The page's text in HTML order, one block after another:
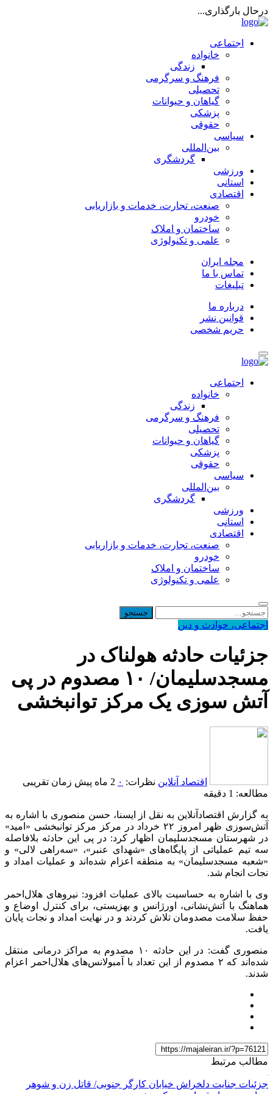
درحال بارگذاری...
اجتماعی
خانواده
زندگی
فرهنگ و سرگرمی
تحصیلی
گیاهان و حیوانات
پزشکی
حقوقی
سیاسی
بین‌المللی
گردشگری
ورزشی
استانی
اقتصادی
صنعت، تجارت، خدمات و بازاریابی
خودرو
ساختمان و املاک
علمی و تکنولوژی
مجله ایران
تماس با ما
تبلیغات
درباره ما
قوانین نشر
حریم شخصی
اجتماعی
خانواده
زندگی
فرهنگ و سرگرمی
تحصیلی
گیاهان و حیوانات
پزشکی
حقوقی
سیاسی
بین‌المللی
گردشگری
ورزشی
استانی
اقتصادی
صنعت، تجارت، خدمات و بازاریابی
خودرو
ساختمان و املاک
علمی و تکنولوژی
اجتماعی، حوادث و دین
جزئیات حادثه هولناک در
مسجدسلیمان/ ۱۰ مصدوم در پی
آتش سوزی یک مرکز توانبخشی
اقتصاد آنلاین نظرات: ۰ 2 ماه پیش
زمان تقریبی
مطالعه: 1 دقیقه
به گزارش اقتصادآنلاین به نقل از ایسنا، حسن منصوری با اشاره به
آتش‌سوزی ظهر امروز ۲۲ خرداد در مرکز مرکز توانبخشی «امید»
در شهرستان مسجدسلیمان اظهار کرد: در پی این حادثه بلافاصله
سه تیم عملیاتی از پایگاه‌های «شهدای عنبر»، «سه‌راهی لالی» و
«شعبه مسجدسلیمان» به منطقه اعزام شده‌اند و عملیات امداد و
نجات انجام شد.
وی با اشاره به حساسیت بالای عملیات افزود: نیرو‌های هلال‌احمر
هماهنگ با آتش‌نشانی، اورژانس و بهزیستی، برای کنترل اوضاع و
حفظ سلامت مصدومان تلاش کردند و در نهایت امداد و نجات پایان
یافت.
منصوری گفت: در این حادثه ۱۰ مصدوم به مراکز درمانی منتقل
شده‌اند که ۲ مصدوم از این تعداد با آمبولانس‌های هلال‌احمر اعزام
شدند.
مطالب مرتبط
جزئیات جنایت دلخراش خیابان کارگر جنوبی/ قاتل زن و شوهر